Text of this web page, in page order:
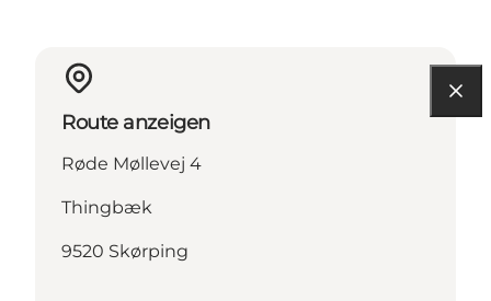
Route anzeigen
Røde Møllevej 4
Thingbæk
9520 Skørping